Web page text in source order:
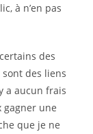
à n’en pas
des
des liens
a aucun frais
gagner une
que je ne